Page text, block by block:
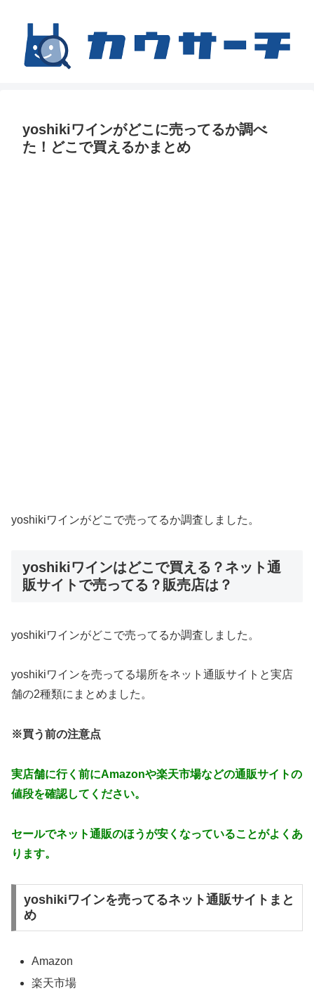
yoshikiワインがどこに売ってるか調べ
た！どこで買えるかまとめ
yoshikiワインがどこで売ってるか調査しました。
yoshikiワインはどこで買える？ネット通
販サイトで売ってる？販売店は？
yoshikiワインがどこで売ってるか調査しました。
yoshikiワインを売ってる場所をネット通販サイトと実店
舗の2種類にまとめました。
※買う前の注意点
実店舗に行く前にAmazonや楽天市場などの通販サイトの
値段を確認してください。
セールでネット通販のほうが安くなっていることがよくあ
ります。
yoshikiワインを売ってるネット通販サイトまと
め
Amazon
楽天市場